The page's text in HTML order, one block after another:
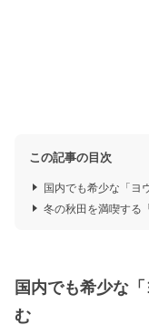
この記事の目次
国内でも希少な「ヨ
冬の秋田を満喫する
国内でも希少な
む